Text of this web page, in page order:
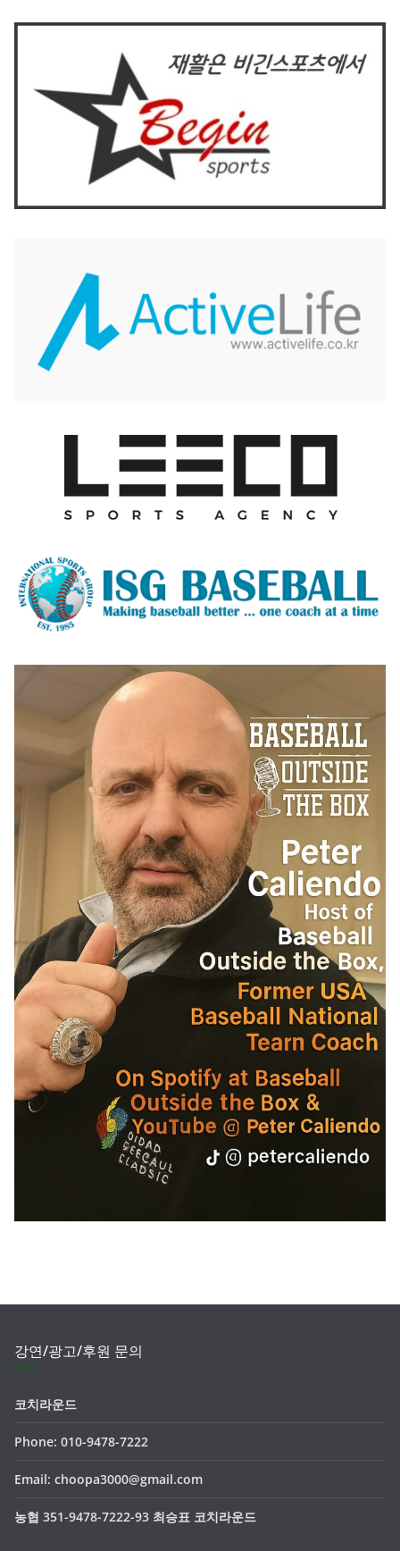
강연/광고/후원 문의
코치라운드
Phone: 010-9478-7222
Email: choopa3000@gmail.com
농협 351-9478-7222-93 최승표 코치라운드